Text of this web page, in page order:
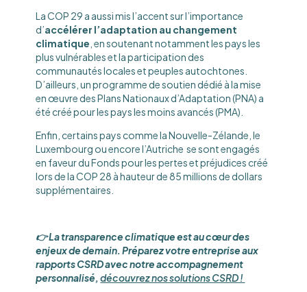
La COP 29 a aussi mis l’accent sur l’importance
d’accélérer l’adaptation au changement
climatique , en soutenant notamment les pays les
plus vulnérables et la participation des
communautés locales et peuples autochtones.
D’ailleurs, un programme de soutien dédié à la mise
en œuvre des Plans Nationaux d’Adaptation (PNA) a
été créé pour les pays les moins avancés (PMA).
Enfin, certains pays comme la Nouvelle-Zélande, le
Luxembourg ou encore l’Autriche se sont engagés
en faveur du Fonds pour les pertes et préjudices créé
lors de la COP 28 à hauteur de 85 millions de dollars
supplémentaires.
👉 La transparence climatique est au cœur des
enjeux de demain. Préparez votre entreprise aux
rapports CSRD avec notre accompagnement
personnalisé,découvrez nos solutions CSRD !